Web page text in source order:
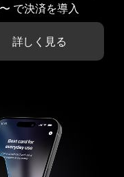
で決済を導入
詳しく見る